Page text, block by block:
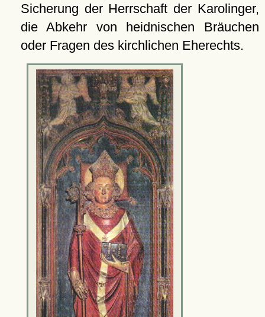
Sicherung der Herrschaft der Karolinger,
die Abkehr von heidnischen Bräuchen
oder Fragen des kirchlichen Eherechts.